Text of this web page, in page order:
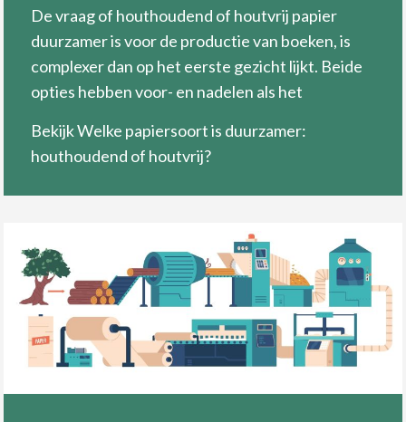
De vraag of houthoudend of houtvrij papier
duurzamer is voor de productie van boeken, is
complexer dan op het eerste gezicht lijkt. Beide
opties hebben voor- en nadelen als het
Bekijk Welke papiersoort is duurzamer:
houthoudend of houtvrij?